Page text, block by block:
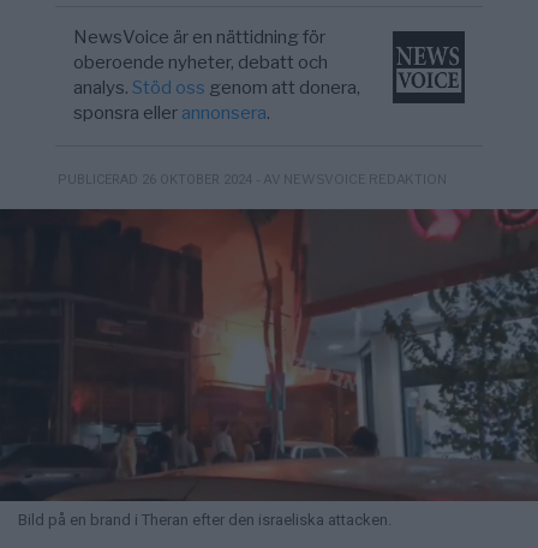
NewsVoice är en nättidning för
oberoende nyheter, debatt och
analys.Stöd oss genom att donera,
sponsra eller annonsera.
PUBLICERAD 26 OKTOBER 2024 - AV NEWSVOICE REDAKTION
Bild på en brand i Theran efter den israeliska attacken.